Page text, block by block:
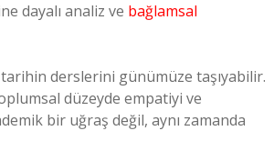
dayalı analiz ve bağlamsal
derslerini günümüze taşıyabilir.
düzeyde empatiyi ve
bir uğraş değil, aynı zamanda